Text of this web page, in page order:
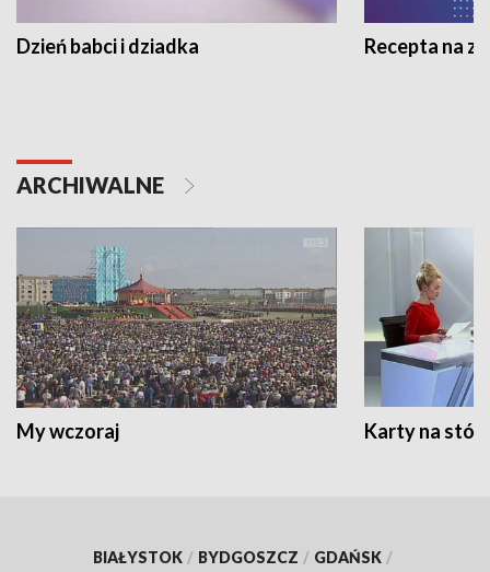
Dzień babci i dziadka Recepta na
ARCHIWALNE
My wczoraj Karty na
BIAŁYSTOK / BYDGOSZCZ / GDAŃSK /